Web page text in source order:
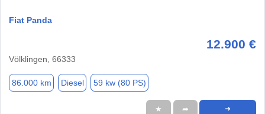
Fiat Panda
12.900 €
Völklingen, 66333
86.000 km Diesel 59 kw (80 PS)
★ ➦ ➜